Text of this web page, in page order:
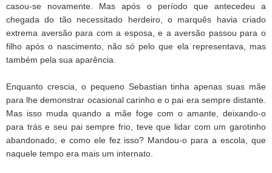
casou-se novamente. Mas após o período que antecedeu a
chegada do tão necessitado herdeiro, o marquês havia criado
extrema aversão para com a esposa, e a aversão passou para o
filho após o nascimento, não só pelo que ela representava, mas
também pela sua aparência.
Enquanto crescia, o pequeno Sebastian tinha apenas suas mãe
para lhe demonstrar ocasional carinho e o pai era sempre distante.
Mas isso muda quando a mãe foge com o amante, deixando-o
para trás e seu pai sempre frio, teve que lidar com um garotinho
abandonado, e como ele fez isso? Mandou-o para a escola, que
naquele tempo era mais um internato.